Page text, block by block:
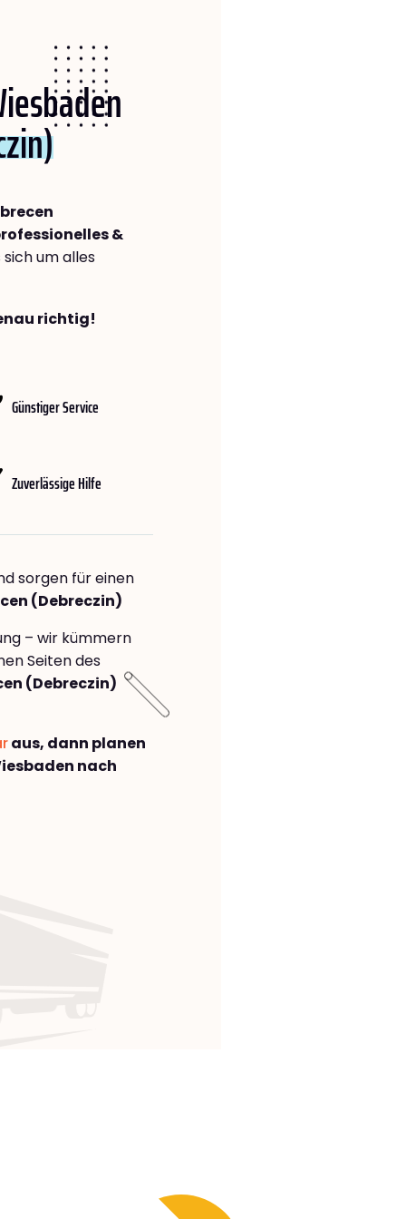
&
sich um alles
richtig!
Günstiger Service
Zuverlässige Hilfe
sorgen für einen
(Debreczin)
– wir kümmern
Seiten des
(Debreczin)
aus, dann planen
nach